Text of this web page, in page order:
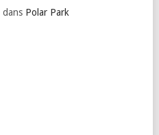
dans Polar Park